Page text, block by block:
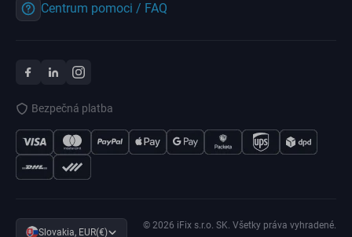
Centrum pomoci / FAQ
Bezpečná platba
Slovakia, EUR(€)
© 2026 iFix s.r.o. SK. Všetky práva vyhradené.